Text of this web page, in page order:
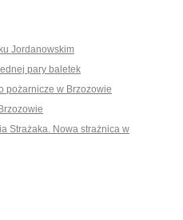
Jordanowskim
pary baletek
pożarnicze w Brzozowie
Strażaka. Nowa strażnica w